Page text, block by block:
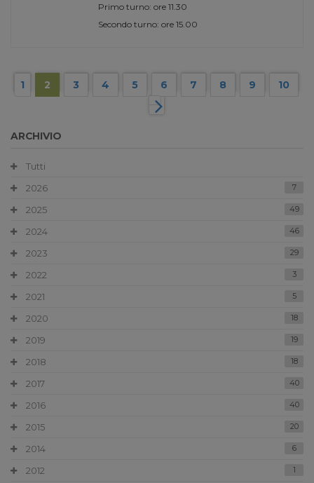
Primo turno: ore 11.30
Secondo turno: ore 15.00
1 2 3 4 5 6 7 8 9 10
ARCHIVIO
Tutti
2026
7
2025 49
2024 46
2023 29
2022 3
2021 5
2020 18
2019 19
2018 18
2017 40
2016 40
2015 20
2014 6
2012 1